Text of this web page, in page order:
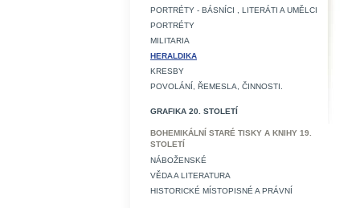
PORTRÉTY - BÁSNÍCI , LITERÁTI A UMĚLCI
PORTRÉTY
MILITARIA
HERALDIKA
KRESBY
POVOLÁNÍ, ŘEMESLA, ČINNOSTI.
GRAFIKA 20. STOLETÍ
BOHEMIKÁLNÍ STARÉ TISKY A KNIHY 19.
STOLETÍ
NÁBOŽENSKÉ
VĚDA A LITERATURA
HISTORICKÉ MÍSTOPISNÉ A PRÁVNÍ